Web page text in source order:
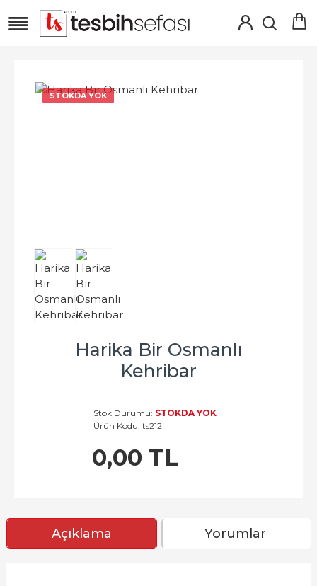
STOKDA YOK
Harika Bir Osmanlı
Kehribar
0,00 TL
Stok Durumu: STOKDA YOK
Ürün Kodu: ts212
Açıklama Yorumlar